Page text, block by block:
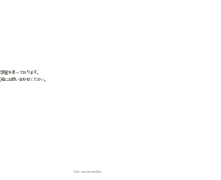
査を承っております。
にお問い合わせください。
Our social media